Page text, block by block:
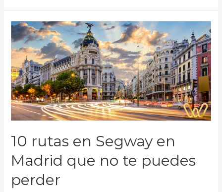
10 rutas en Segway en
Madrid que no te puedes
perder